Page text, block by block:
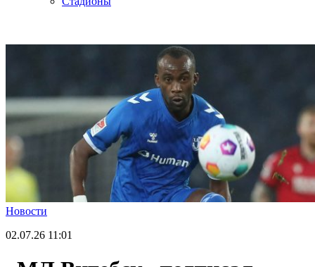
Новости
02.07.26 11:01